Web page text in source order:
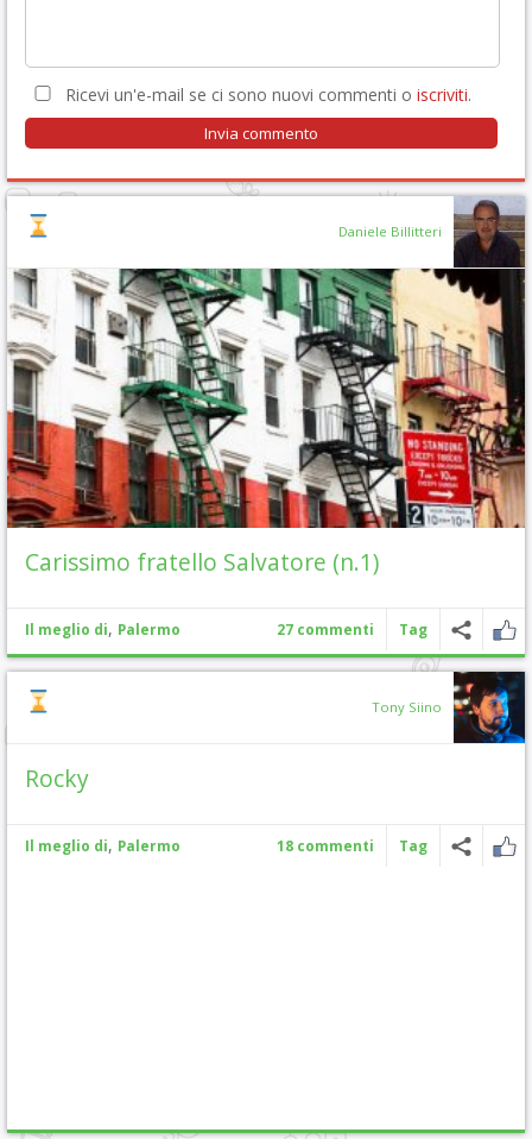
Ricevi un'e-mail se ci sono nuovi commenti o iscriviti.
Daniele Billitteri
Carissimo fratello Salvatore (n.1)
Il meglio di, Palermo 27 commenti Tag
Tony Siino
Rocky
Il meglio di, Palermo 18 commenti Tag